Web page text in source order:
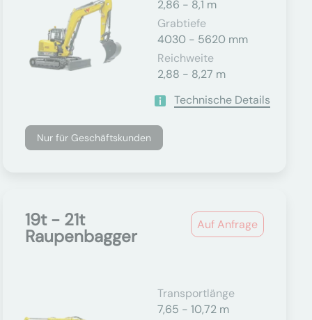
2,86 - 8,1 m
Grabtiefe
4030 - 5620 mm
Reichweite
2,88 - 8,27 m
Technische Details
Nur für Geschäftskunden
Auf Anfrage
19t - 21t
Raupenbagger
Transportlänge
7,65 - 10,72 m